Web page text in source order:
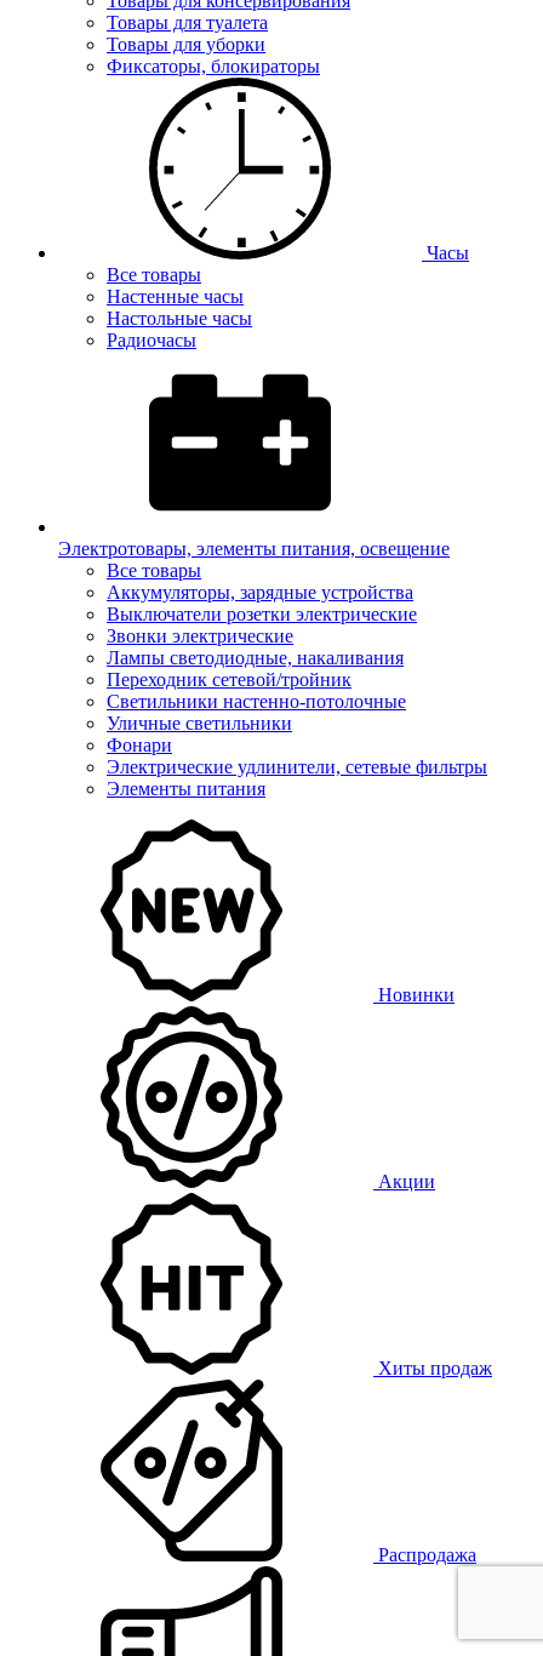
Товары для туалета
Товары для уборки
Фиксаторы, блокираторы
Часы
Все товары
Настенные часы
Настольные часы
Радиочасы
Электротовары, элементы питания, освещение
Все товары
Аккумуляторы, зарядные устройства
Выключатели розетки электрические
Звонки электрические
Лампы светодиодные, накаливания
Переходник сетевой/тройник
Светильники настенно-потолочные
Уличные светильники
Фонари
Электрические удлинители, сетевые фильтры
Элементы питания
Новинки
Акции
Хиты продаж
Распродажа